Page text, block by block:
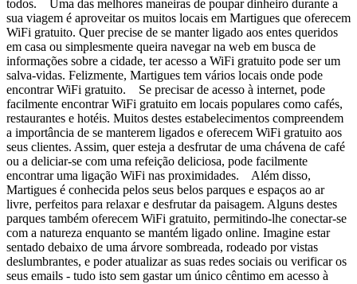
todos. Uma das melhores maneiras de poupar dinheiro durante a
sua viagem é aproveitar os muitos locais em Martigues que oferecem
WiFi gratuito. Quer precise de se manter ligado aos entes queridos
em casa ou simplesmente queira navegar na web em busca de
informações sobre a cidade, ter acesso a WiFi gratuito pode ser um
salva-vidas. Felizmente, Martigues tem vários locais onde pode
encontrar WiFi gratuito. Se precisar de acesso à internet, pode
facilmente encontrar WiFi gratuito em locais populares como cafés,
restaurantes e hotéis. Muitos destes estabelecimentos compreendem
a importância de se manterem ligados e oferecem WiFi gratuito aos
seus clientes. Assim, quer esteja a desfrutar de uma chávena de café
ou a deliciar-se com uma refeição deliciosa, pode facilmente
encontrar uma ligação WiFi nas proximidades. Além disso,
Martigues é conhecida pelos seus belos parques e espaços ao ar
livre, perfeitos para relaxar e desfrutar da paisagem. Alguns destes
parques também oferecem WiFi gratuito, permitindo-lhe conectar-se
com a natureza enquanto se mantém ligado online. Imagine estar
sentado debaixo de uma árvore sombreada, rodeado por vistas
deslumbrantes, e poder atualizar as suas redes sociais ou verificar os
seus emails - tudo isto sem gastar um único cêntimo em acesso à